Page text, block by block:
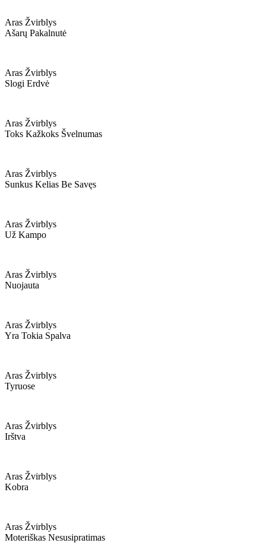
Aras Žvirblys
Ašarų Pakalnutė
Aras Žvirblys
Slogi Erdvė
Aras Žvirblys
Toks Kažkoks Švelnumas
Aras Žvirblys
Sunkus Kelias Be Savęs
Aras Žvirblys
Už Kampo
Aras Žvirblys
Nuojauta
Aras Žvirblys
Yra Tokia Spalva
Aras Žvirblys
Tyruose
Aras Žvirblys
Irštva
Aras Žvirblys
Kobra
Aras Žvirblys
Moteriškas Nesusipratimas